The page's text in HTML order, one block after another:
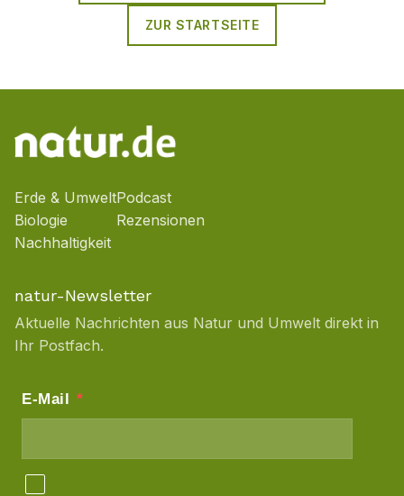
ZUR STARTSEITE
Erde & Umwelt
Biologie
Nachhaltigkeit
Podcast
Rezensionen
natur-Newsletter
Aktuelle Nachrichten aus Natur und Umwelt direkt in
Ihr Postfach.